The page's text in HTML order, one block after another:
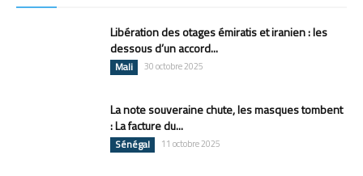
Libération des otages émiratis et iranien : les
dessous d’un accord...
Mali 30 octobre 2025
La note souveraine chute, les masques tombent
: La facture du...
Sénégal 11 octobre 2025